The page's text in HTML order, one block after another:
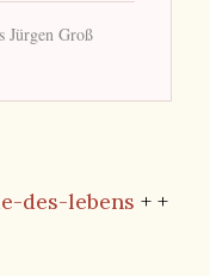
Jürgen Groß
des-lebens + +